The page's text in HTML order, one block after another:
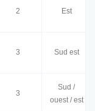
2 Est
3 Sud est
3
Sud /
ouest / est